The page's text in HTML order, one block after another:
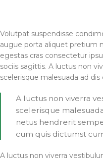
Volutpat suspendisse
augue porta aliquet pretium
egestas cras consectetur
sociis sagittis. A luctus non
scelerisque malesuada ad dis
A luctus non viverra
scelerisque
netus hendrerit
cum quis dictumst
A luctus non viverra